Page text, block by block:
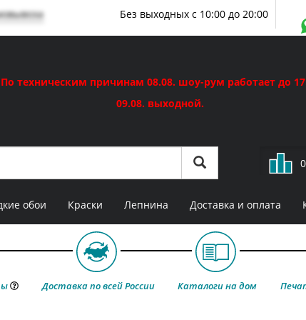
Без выходных с 10:00 до 20:00
По техническим причинам 08.08. шоу-рум работает до
09.08. выходной.
0
обои Краски Лепнина Доставка и оплата
Доставка по всей России Каталоги на дом